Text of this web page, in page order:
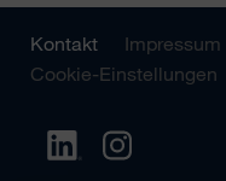
Kontakt Impressum
Cookie-Einstellungen